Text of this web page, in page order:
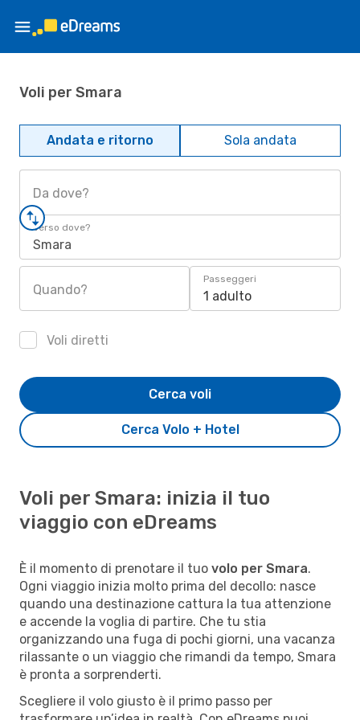
Voli per Smara
Andata e ritorno Sola andata
Da dove?
Verso dove?
Smara
Quando?
Passeggeri
1 adulto
Voli diretti
Cerca Volo + Hotel
Cerca voli
Voli per Smara: inizia il tuo
viaggio con eDreams
È il momento di prenotare il tuo volo per Smara.
Ogni viaggio inizia molto prima del decollo: nasce
quando una destinazione cattura la tua attenzione
e accende la voglia di partire. Che tu stia
organizzando una fuga di pochi giorni, una vacanza
rilassante o un viaggio che rimandi da tempo, Smara
è pronta a sorprenderti.
Scegliere il volo giusto è il primo passo per